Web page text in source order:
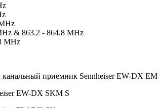
& 863.2 - 864.8 MHz
MHz
приемник Sennheiser EW-DX EM
EW-DX SKM S